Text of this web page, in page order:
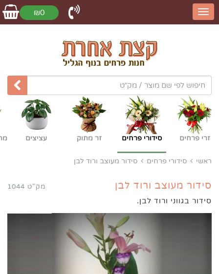
₪0
זרי פרחים סידורי פרחים זר מתוק עציצים
ראשי סידורי פרחים סידור מעוצב ורוד לבן
סידור מעוצב ורוד לבן מק"ט 1044
סידור בגווני ורוד לבן.